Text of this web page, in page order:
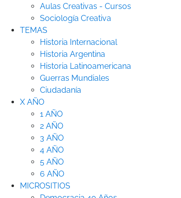
Aulas Creativas - Cursos
Sociología Creativa
TEMAS
Historia Internacional
Historia Argentina
Historia Latinoamericana
Guerras Mundiales
Ciudadanía
X AÑO
1 AÑO
2 AÑO
3 AÑO
4 AÑO
5 AÑO
6 AÑO
MICROSITIOS